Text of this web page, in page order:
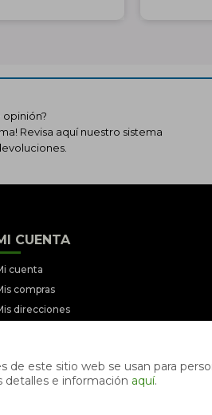
este sitio web se usan para
detalles e información aquí.
opinión?
Revisa aquí nuestro sistema
CUENTA
cuenta
compras
direcciones